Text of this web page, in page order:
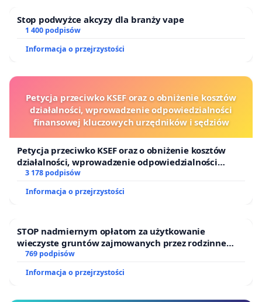
Stop podwyżce akcyzy dla branży vape
1 400 podpisów
Informacja o przejrzystości
Petycja przeciwko KSEF oraz o obniżenie kosztów
działalności, wprowadzenie odpowiedzialności
finansowej kluczowych urzędników i sędziów
Petycja przeciwko KSEF oraz o obniżenie kosztów
działalności, wprowadzenie odpowiedzialności
finansowej kluczowych urzędników i sędziów
3 178 podpisów
Informacja o przejrzystości
STOP nadmiernym opłatom za użytkowanie
wieczyste gruntów zajmowanych przez rodzinne
ogrody działkowe.
769 podpisów
Informacja o przejrzystości